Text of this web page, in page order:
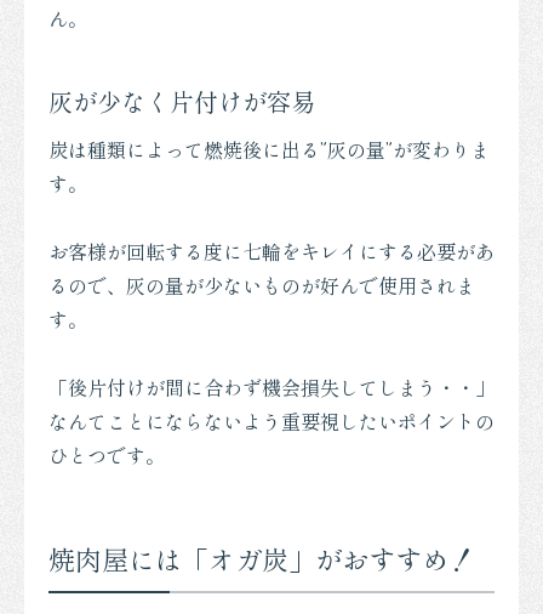
ん。
灰が少なく片付けが容易
炭は種類によって燃焼後に出る”灰の量”が変わりま
す。
お客様が回転する度に七輪をキレイにする必要があ
るので、灰の量が少ないものが好んで使用されま
す。
「後片付けが間に合わず機会損失してしまう・・」
なんてことにならないよう重要視したいポイントの
ひとつです。
焼肉屋には「オガ炭」がおすすめ！